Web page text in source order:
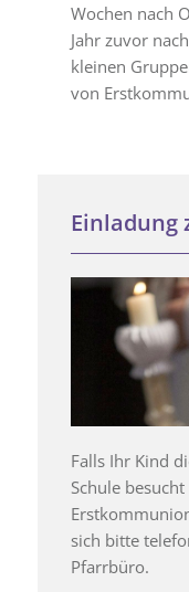
Wochen nach
Jahr zuvor
kleinen
von
Einladung
Falls Ihr Kind
Schule
sich bitte
Pfarrbüro.